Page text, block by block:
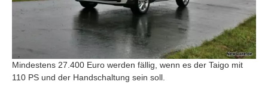
Mindestens 27.400 Euro werden fällig, wenn es der Taigo mit
110 PS und der Handschaltung sein soll.